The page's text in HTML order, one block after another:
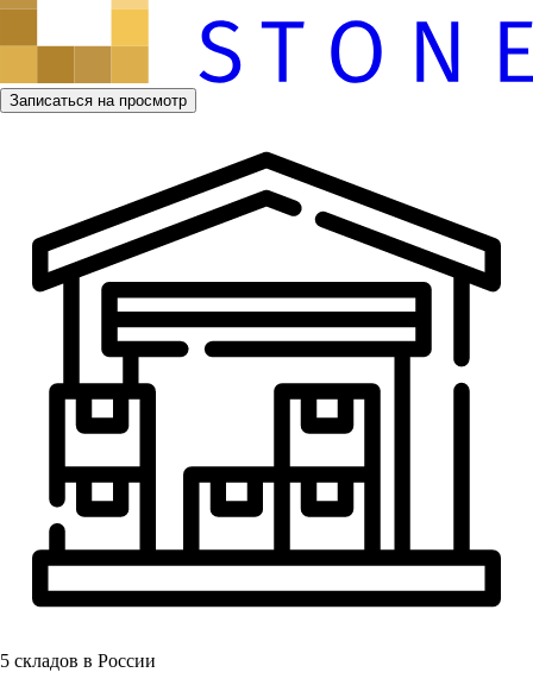
Записаться на просмотр
5 складов в России